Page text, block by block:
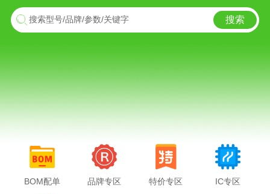
搜索型号/品牌/参数/关键字 搜索
BOM配单 品牌专区 特价专区 IC专区